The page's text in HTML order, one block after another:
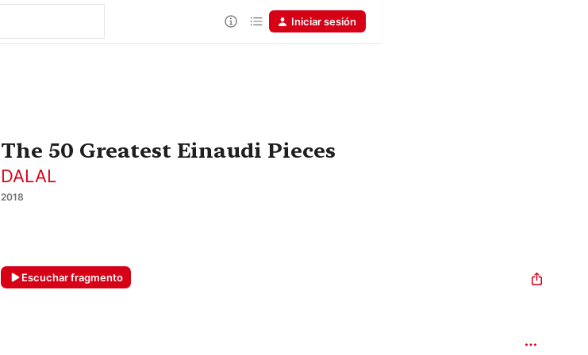
Iniciar sesión
The 50 Greatest Einaudi Pieces
DALAL
2018
Escuchar fragmento